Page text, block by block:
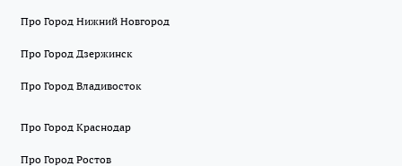
Про Город Нижний Новгород
Про Город Дзержинск
Про Город Владивосток
Про Город Краснодар
Про Город Ростов